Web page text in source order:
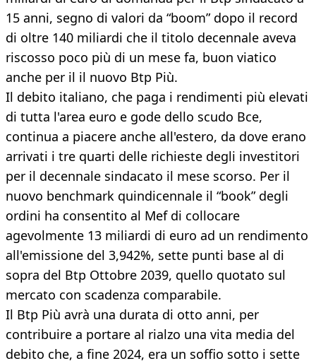
15 anni, segno di valori da “boom” dopo il record
di oltre 140 miliardi che il titolo decennale aveva
riscosso poco più di un mese fa, buon viatico
anche per il il nuovo Btp Più.
Il debito italiano, che paga i rendimenti più elevati
di tutta l'area euro e gode dello scudo Bce,
continua a piacere anche all'estero, da dove erano
arrivati i tre quarti delle richieste degli investitori
per il decennale sindacato il mese scorso. Per il
nuovo benchmark quindicennale il “book” degli
ordini ha consentito al Mef di collocare
agevolmente 13 miliardi di euro ad un rendimento
all'emissione del 3,942%, sette punti base al di
sopra del Btp Ottobre 2039, quello quotato sul
mercato con scadenza comparabile.
Il Btp Più avrà una durata di otto anni, per
contribuire a portare al rialzo una vita media del
debito che, a fine 2024, era un soffio sotto i sette